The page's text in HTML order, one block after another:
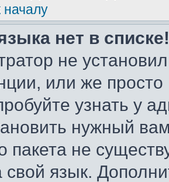
началу
нет в списке!
не
или же
узнать у
нужный
пакета не
свой язык.